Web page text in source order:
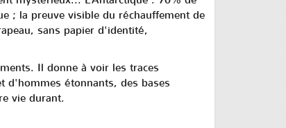
; la preuve visible du réchauffement de
sans papier d'identité,
Il donne à voir les traces
d'hommes étonnants, des bases
vie durant.